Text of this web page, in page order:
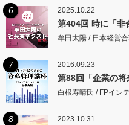
6 2025.10.22
第404回 時に「非
牟田太陽 / 日本経営
7 2016.09.23
第88回「企業の将
白根寿晴氏 / FPイン
8 2023.10.31